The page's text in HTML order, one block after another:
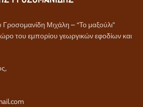
Μιχάλη – “Το μαξούλι”
του εμπορίου γεωργικών εφοδίων και